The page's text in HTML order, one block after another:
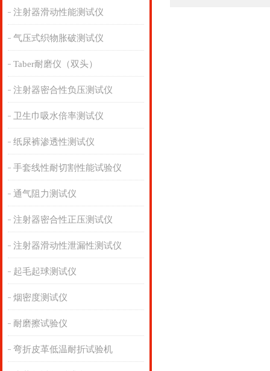
注射器滑动性能测试仪
气压式织物胀破测试仪
Taber耐磨仪（双头）
注射器密合性负压测试仪
卫生巾吸水倍率测试仪
纸尿裤渗透性测试仪
手套线性耐切割性能试验仪
通气阻力测试仪
注射器密合性正压测试仪
注射器滑动性泄漏性测试仪
起毛起球测试仪
烟密度测试仪
耐磨擦试验仪
弯折皮革低温耐折试验机